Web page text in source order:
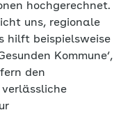
hochgerechnet.
uns, regionale
hilft beispielsweise
Kommune‘,
den